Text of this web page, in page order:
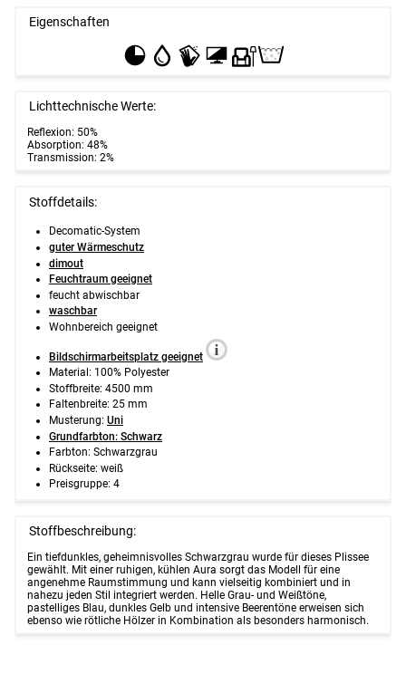
Eigenschaften
Lichttechnische Werte:
Reflexion: 50%
Absorption: 48%
Transmission: 2%
Stoffdetails:
Decomatic-System
guter Wärmeschutz
dimout
Feuchtraum geeignet
feucht abwischbar
waschbar
Wohnbereich geeignet
Bildschirmarbeitsplatz geeignet
Material: 100% Polyester
Stoffbreite: 4500 mm
Faltenbreite: 25 mm
Musterung: Uni
Grundfarbton: Schwarz
Farbton: Schwarzgrau
Rückseite: weiß
Preisgruppe: 4
Stoffbeschreibung:
Ein tiefdunkles, geheimnisvolles Schwarzgrau wurde für dieses Plissee
gewählt. Mit einer ruhigen, kühlen Aura sorgt das Modell für eine
angenehme Raumstimmung und kann vielseitig kombiniert und in
nahezu jeden Stil integriert werden. Helle Grau- und Weißtöne,
pastelliges Blau, dunkles Gelb und intensive Beerentöne erweisen sich
ebenso wie rötliche Hölzer in Kombination als besonders harmonisch.